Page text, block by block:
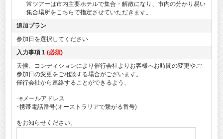
常ツアーは市内主要ホテルで集合・解散になり、市内の分かり易い
集合場所をこちらで指定させていただきます。
追加プラン
参加日を選択してください
入力事項 1 (必須)
天候、コンディションにより催行会社よりお客様へお時間の変更やご
参加日の変更をご相談する場合がございます。
催行会社から連絡することができるよう、
･eメールアドレス
･携帯電話番号(オーストラリアで繋がる番号)
をお知らせください。